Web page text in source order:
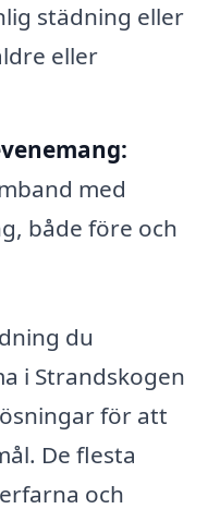
städning eller
eller
med
både före och
du
i Strandskogen
för att
De flesta
och